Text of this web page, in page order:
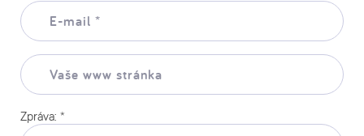
E-
mail:
Vaše
www
stránka:
Zpráva: *